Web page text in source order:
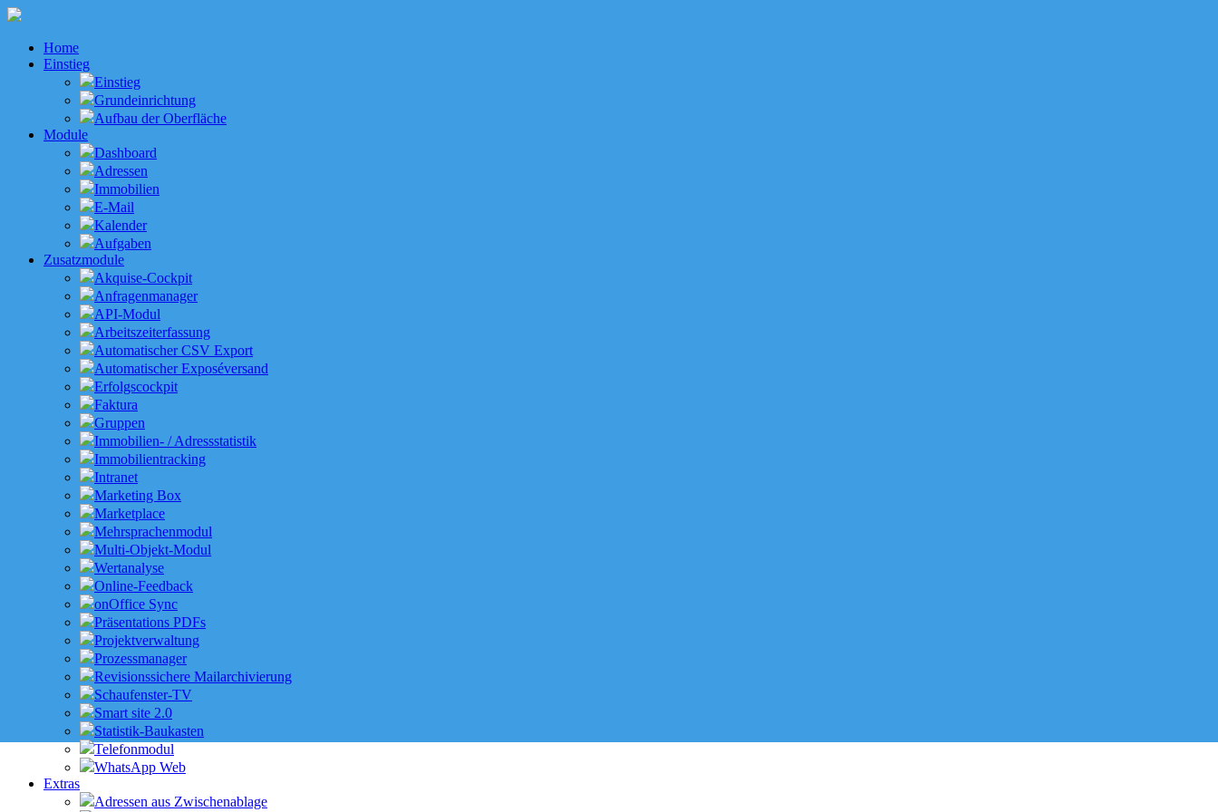
Home
Einstieg
Einstieg
Grundeinrichtung
Aufbau der Oberfläche
Module
Dashboard
Adressen
Immobilien
E-Mail
Kalender
Aufgaben
Zusatzmodule
Akquise-Cockpit
Anfragenmanager
API-Modul
Arbeitszeiterfassung
Automatischer CSV Export
Automatischer Exposéversand
Erfolgscockpit
Faktura
Gruppen
Immobilien- / Adressstatistik
Immobilientracking
Intranet
Marketing Box
Marketplace
Mehrsprachenmodul
Multi-Objekt-Modul
Wertanalyse
Online-Feedback
onOffice Sync
Präsentations PDFs
Projektverwaltung
Prozessmanager
Revisionssichere Mailarchivierung
Schaufenster-TV
Smart site 2.0
Statistik-Baukasten
Telefonmodul
WhatsApp Web
Extras
Adressen aus Zwischenablage